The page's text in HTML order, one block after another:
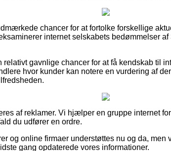
chancer for at fortolke forskellige
internet selskabets bedømmelser
relativt gavnlige chancer for at få kendskab til
hvor kunder kan notere en vurdering af
af reklamer. Vi hjælper en gruppe internet
du udfører en ordre.
og online firmaer understøttes nu og da, men
gang opdaterede vores informationer.